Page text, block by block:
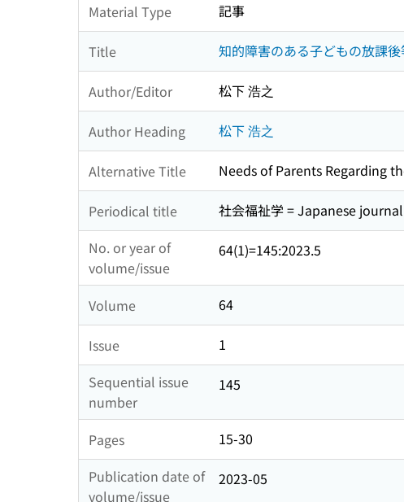
Material Type 記事
Title 知的障害のある子どもの放課
Author/Editor 松下 浩之
Author Heading 松下 浩之
Alternative Title Needs of Parents Regarding
Periodical title
社会福祉学 = Japanese
No. or year of
volume/issue
64(1)=145:2023.5
Volume 64
Issue
1
Sequential issue
number
145
Pages
15-30
Publication date of
volume/issue
2023-05